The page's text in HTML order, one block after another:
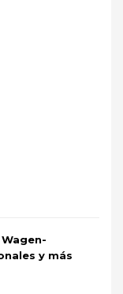
Wagen-
y más